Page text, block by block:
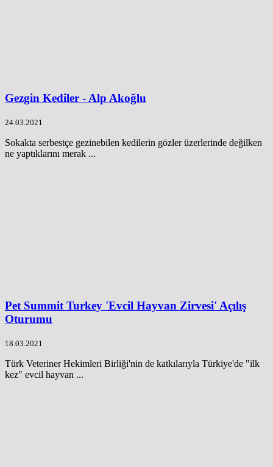
Gezgin Kediler - Alp Akoğlu
24.03.2021
Sokakta serbestçe gezinebilen kedilerin gözler üzerlerinde değilken
ne yaptıklarını merak ...
Pet Summit Turkey 'Evcil Hayvan Zirvesi' Açılış
Oturumu
18.03.2021
Türk Veteriner Hekimleri Birliği'nin de katkılarıyla Türkiye'de "ilk
kez" evcil hayvan ...